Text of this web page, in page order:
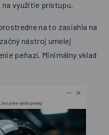
využitie prístupu.
na to zasiahla na
nástroj umelej
peňazí. Minimálny vklad